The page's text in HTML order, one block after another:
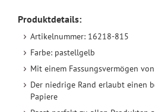
Produktdetails:
Artikelnummer: 16218-815
Farbe: pastellgelb
Mit einem Fassungsvermögen
Der niedrige Rand erlaubt einen
Papiere